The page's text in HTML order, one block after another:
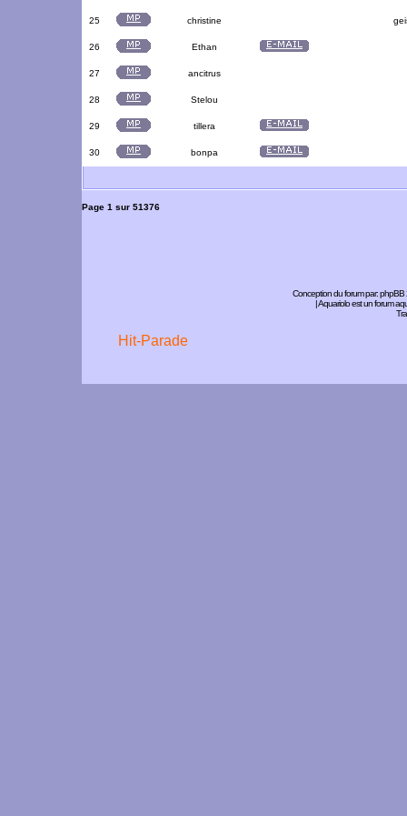
25 christine
26 Ethan
27 ancitrus
28 Stelou
29 tillera
30 bonpa
Page 1 sur 51376
Conception du forum par:phpBB
| Aquariolo est un forum